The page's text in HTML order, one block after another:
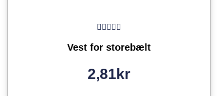
Vest for storebælt
2,81kr